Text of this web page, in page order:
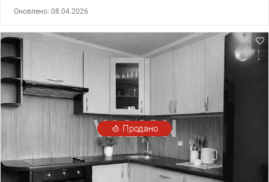
залишається новим власникам. На вікнах – ролети блекаут .
Підлога: у ванній кімнаті та туалеті плитка, в кімнаті та коридорі
ковролін, на кухні лінолеум. Гарна інфраструктура. Зручна
транспортна розв'язка. Метро Бориспільська 10 хв., до метро
Вирлиця 15 хв. пішки. Поруч зупинки громадського транспорту, а
також трамваїв №29. У пішій доступності школи, дитячі садочки,
аптеки, лікарня, магазини (Сільпо, АТБ), ринок, McDonald's. Для
приємних прогулянок та заняття спортом - зелений парк
Партизанської слави. У власності понад 3 роки. Готові до
швидкої угоди. Розглядаємо варіант продажу по сертифікату.
valion.ua./1146786
Оновлено: 08.04.2026
Продано